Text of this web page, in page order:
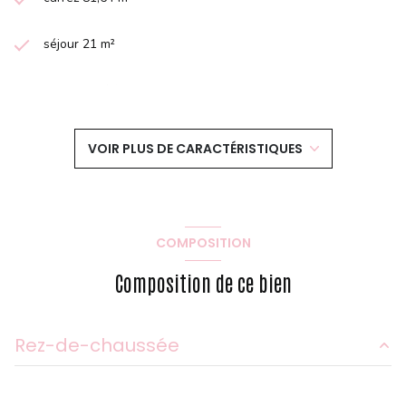
séjour 21 m²
cuisine séparée (semi-équipée)
Chauffage individuel : radiateur (gaz)
exposition Sud-Ouest
VOIR PLUS DE CARACTÉRISTIQUES
COMPOSITION
Composition de ce bien
Rez-de-chaussée